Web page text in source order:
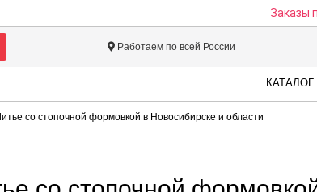
Заказы
Работаем по всей России
КАТАЛОГ
со стопочной формовкой в Новосибирске и области